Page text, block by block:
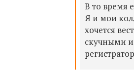
В то время
Я и мои
хочется
скучными